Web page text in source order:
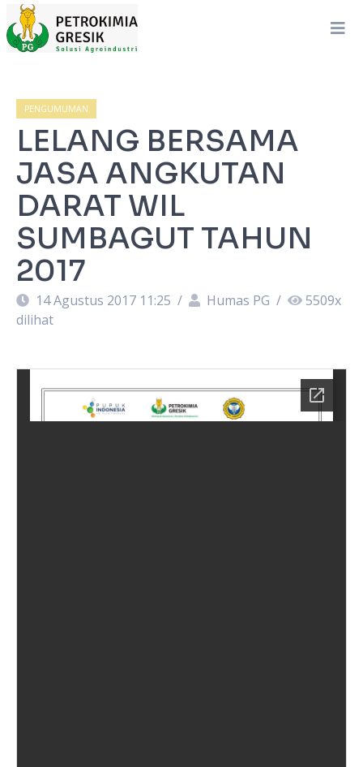
PENGUMUMAN
LELANG BERSAMA
JASA ANGKUTAN
DARAT WIL
SUMBAGUT TAHUN
2017
14 Agustus 2017 11:25 / Humas PG / 5509x
dilihat